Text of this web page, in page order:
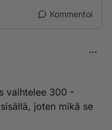
Kommentoi
vaihtelee 300 -
joten mikä se